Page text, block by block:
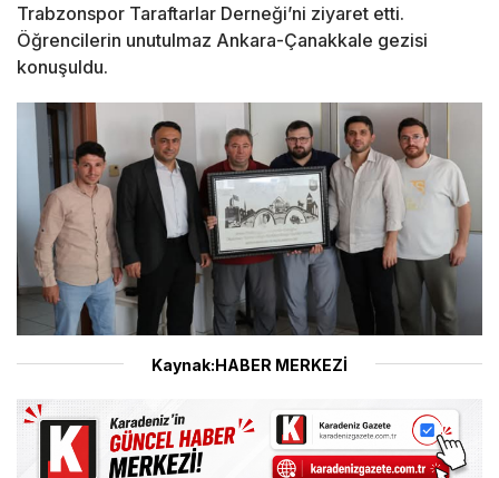
Trabzonspor Taraftarlar Derneği’ni ziyaret etti.
Öğrencilerin unutulmaz Ankara-Çanakkale gezisi
konuşuldu.
Kaynak:HABER MERKEZİ